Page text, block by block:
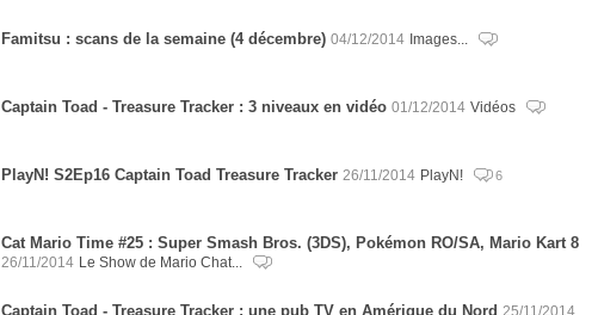
Famitsu : scans de la semaine (4 décembre) 04/12/2014 Images...
Captain Toad - Treasure Tracker : 3 niveaux en vidéo 01/12/2014 Vidéos
PlayN! S2Ep16 Captain Toad Treasure Tracker 26/11/2014 PlayN! 6
Cat Mario Time #25 : Super Smash Bros. (3DS), Pokémon RO/SA, Mario Kart 8
26/11/2014 Le Show de Mario Chat...
Captain Toad - Treasure Tracker : une pub TV en Amérique du Nord 25/11/2014